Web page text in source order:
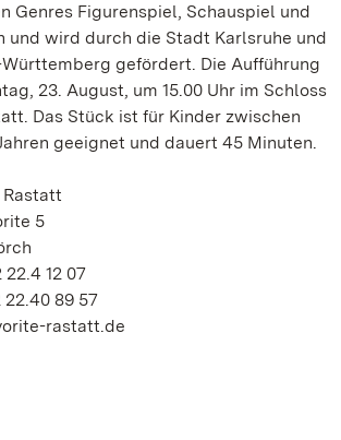
Genres Figurenspiel, Schauspiel und
und wird durch die Stadt Karlsruhe und
gefördert. Die Aufführung
23. August, um 15.00 Uhr im Schloss
Das Stück ist für Kinder zwischen
geeignet und dauert 45 Minuten.
5
12 07
89 57
rastatt.de